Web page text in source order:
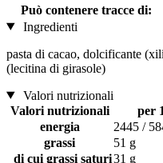
Può contenere tracce di:
Ingredienti
pasta di cacao, dolcificante
(lecitina di girasole)
Valori nutrizionali
Valori nutrizionali
per
energia
2445 /
grassi
51 g
di cui grassi saturi31 g